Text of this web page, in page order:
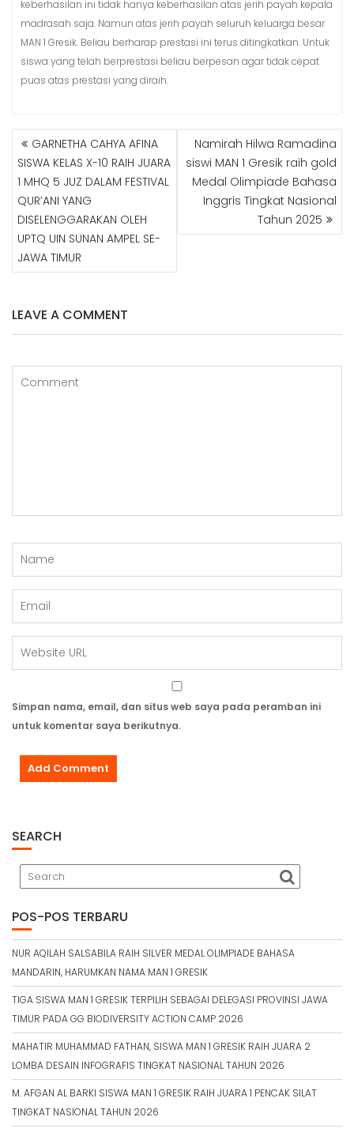
keberhasilan ini tidak hanya keberhasilan atas jerih payah kepala
madrasah saja. Namun atas jerih payah seluruh keluarga besar
MAN 1 Gresik. Beliau berharap prestasi ini terus ditingkatkan. Untuk
siswa yang telah berprestasi beliau berpesan agar tidak cepat
puas atas prestasi yang diraih.
N
A
V
G
A
S
I
O
GARNETHA CAHYA AFINA
SISWA KELAS X-10 RAIH JUARA
1 MHQ 5 JUZ DALAM FESTIVAL
QUR’ANI YANG
DISELENGGARAKAN OLEH
UPTQ UIN SUNAN AMPEL SE-
JAWA TIMUR
Namirah Hilwa Ramadina
siswi MAN 1 Gresik raih gold
Medal Olimpiade Bahasa
Inggris Tingkat Nasional
Tahun 2025
LEAVE A COMMENT
Simpan nama, email, dan situs web saya pada peramban ini
untuk komentar saya berikutnya.
SEARCH
POS-POS TERBARU
NUR AQILAH SALSABILA RAIH SILVER MEDAL OLIMPIADE BAHASA
MANDARIN, HARUMKAN NAMA MAN 1 GRESIK
TIGA SISWA MAN 1 GRESIK TERPILIH SEBAGAI DELEGASI PROVINSI JAWA
TIMUR PADA GG BIODIVERSITY ACTION CAMP 2026
MAHATIR MUHAMMAD FATHAN, SISWA MAN 1 GRESIK RAIH JUARA 2
LOMBA DESAIN INFOGRAFIS TINGKAT NASIONAL TAHUN 2026
M. AFGAN AL BARKI SISWA MAN 1 GRESIK RAIH JUARA 1 PENCAK SILAT
TINGKAT NASIONAL TAHUN 2026